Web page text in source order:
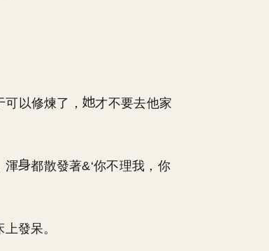
可以修煉了，
才不要去他家
渾
都散發著&‘你不理我，你
發呆。